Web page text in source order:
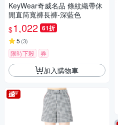
KeyWear奇威名品 條紋織帶休
閒直筒寬褲長褲-深藍色
$1,022 61折
5 (3)
限時下殺 券
加入購物車